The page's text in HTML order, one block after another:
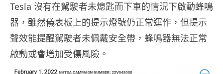
Tesla 沒有在駕駛者未熄匙而下車的情況下啟動蜂鳴
器，雖然儀表板上的提示燈號仍正常運作，但提示
聲效能提醒駕駛者未佩戴安全帶，蜂鳴器無法正常
啟動或會增加受傷風險。